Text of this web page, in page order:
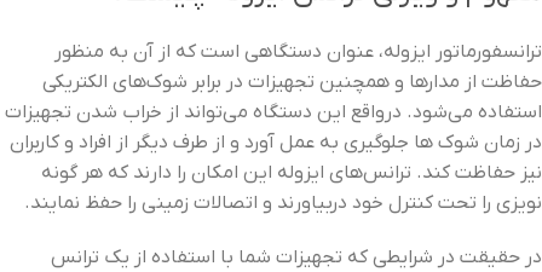
ترانسفورماتور ایزوله، عنوان دستگاهی است که از آن به‌ منظور
حفاظت از مدارها و همچنین تجهیزات در برابر شوک‌های الکتریکی
استفاده می‌شود. درواقع این دستگاه می‌تواند از خراب شدن تجهیزات
در زمان شوک ها جلوگیری به عمل آورد و از طرف دیگر از افراد و کاربران
نیز حفاظت کند. ترانس‌های ایزوله این امکان را دارند که هر گونه
نویزی را تحت کنترل خود دربیاورند و اتصالات زمینی را حفظ نمایند.
در حقیقت در شرایطی که تجهیزات شما با استفاده از یک ترانس